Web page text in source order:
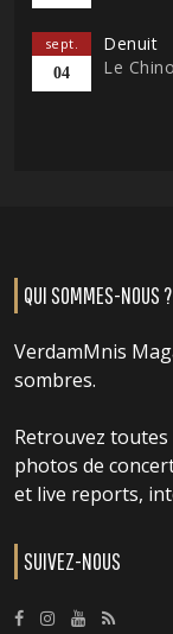
sept.
04
Denuit
Le
QUI SOMMES-NOUS ?
VerdamMnis
sombres.
Retrouvez
photos de
et live reports,
SUIVEZ-NOUS